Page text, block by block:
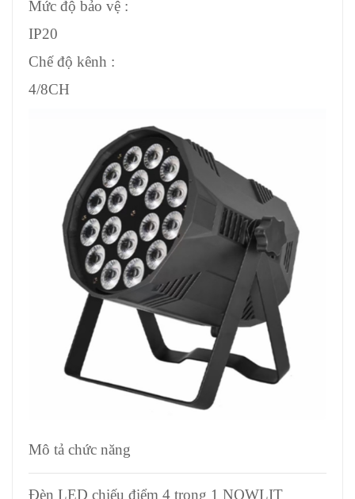
Mức độ bảo vệ :
IP20
Chế độ kênh :
4/8CH
Mô tả chức năng
Đèn LED chiếu điểm 4 trong 1 NOWLIT